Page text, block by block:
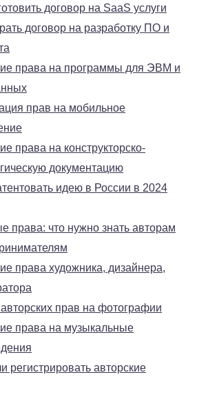
договор на SaaS услуги
договор на разработку ПО и
права на программы для ЭВМ и
прав на мобильное
права на конструкторско-
документацию
идею в России в 2024
права: что нужно знать авторам
права художника, дизайнера,
прав на фотографии
права на музыкальные
регистрировать авторские